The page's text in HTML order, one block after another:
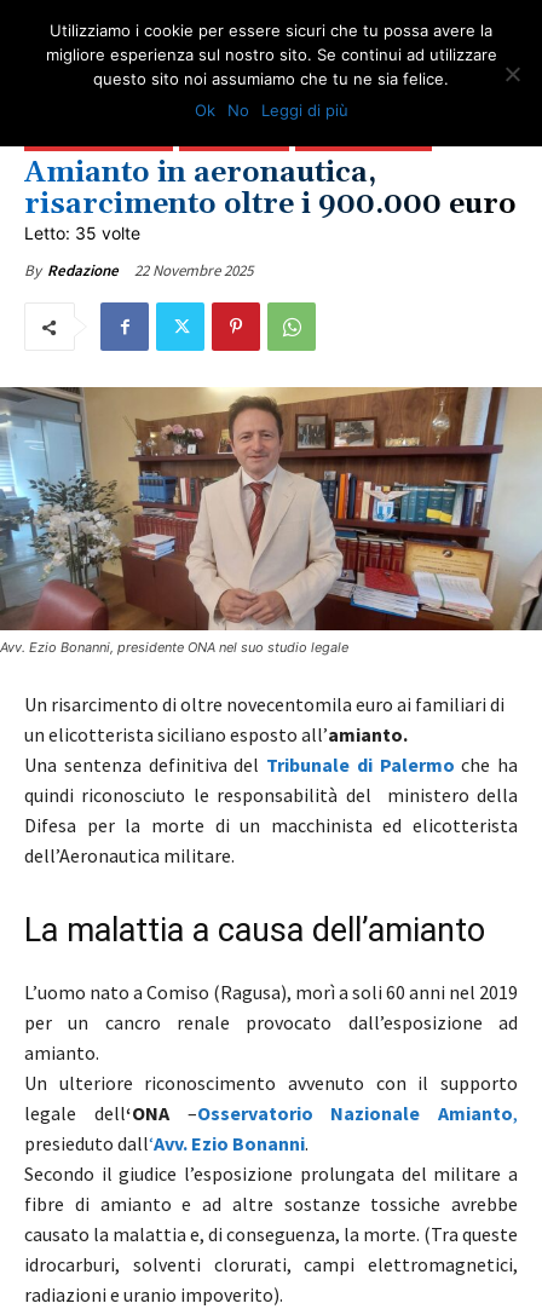
AMIANTO E SOCIETÀ
AVIAZIONE FORZE ARMATE
LOTTA ALL'AMIANTO
Amianto in aeronautica,
risarcimento oltre i 900.000 euro
Letto: 35 volte
By Redazione 22 Novembre 2025
Avv. Ezio Bonanni, presidente ONA nel suo studio legale
Un risarcimento di oltre novecentomila euro ai familiari di
un elicotterista siciliano esposto all’amianto.
Una sentenza definitiva del Tribunale di Palermo che ha
quindi riconosciuto le responsabilità del ministero della
Difesa per la morte di un macchinista ed elicotterista
dell’Aeronautica militare.
La malattia a causa dell’amianto
L’uomo nato a Comiso (Ragusa), morì a soli 60 anni nel 2019
per un cancro renale provocato dall’esposizione ad
amianto.
Un ulteriore riconoscimento avvenuto con il supporto
legale dell‘ONA–Osservatorio Nazionale Amianto,
presieduto dall‘Avv. Ezio Bonanni.
Secondo il giudice l’esposizione prolungata del militare a
fibre di amianto e ad altre sostanze tossiche avrebbe
causato la malattia e, di conseguenza, la morte. (Tra queste
idrocarburi, solventi clorurati, campi elettromagnetici,
radiazioni e uranio impoverito).
Utilizziamo i cookie per essere sicuri che tu possa avere la
migliore esperienza sul nostro sito. Se continui ad utilizzare
questo sito noi assumiamo che tu ne sia felice.
Ok
No Leggi di più